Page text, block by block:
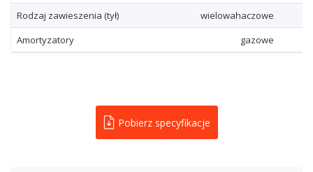
Rodzaj zawieszenia (tył)
wielowahaczowe
Amortyzatory
gazowe
Pobierz specyfikacje